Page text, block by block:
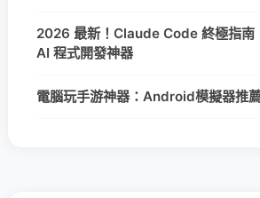
2026 最新！Claude Code 終極指南
AI 程式開發神器
電腦玩手游神器：Android模擬器推